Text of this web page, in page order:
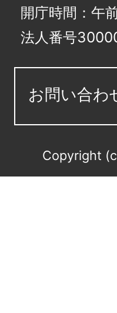
開庁時間：午
法人番号
お問い合わ
Copyright